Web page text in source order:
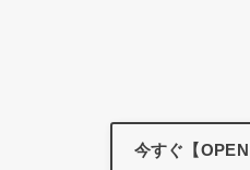
今すぐ【